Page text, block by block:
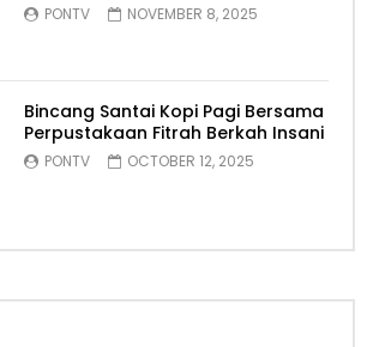
PONTV NOVEMBER 8, 2025
Bincang Santai Kopi Pagi Bersama
Perpustakaan Fitrah Berkah Insani
PONTV OCTOBER 12, 2025